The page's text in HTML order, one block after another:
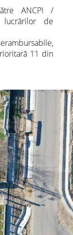
ANCPI /
lucrărilor de
11 din